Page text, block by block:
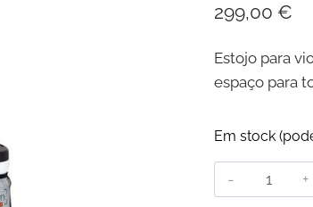
299,00 €
Estojo para
espaço para
Em stock
de